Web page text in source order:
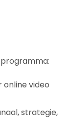
online video
strategie,